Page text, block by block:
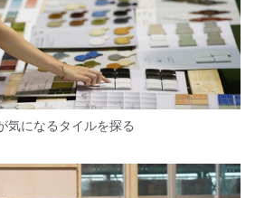
気になるタイルを探る